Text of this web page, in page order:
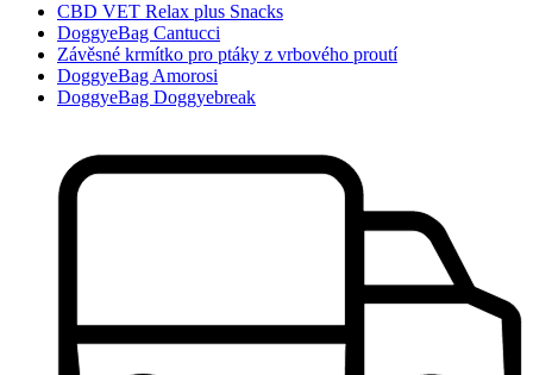
CBD VET Relax plus Snacks
DoggyeBag Cantucci
Závěsné krmítko pro ptáky z vrbového proutí
DoggyeBag Amorosi
DoggyeBag Doggyebreak